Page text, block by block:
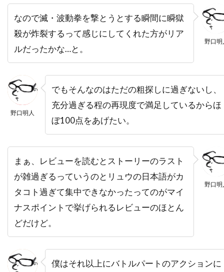
ハーヴィ・ローゼンストック
ハーヴェイ・カイテル
ハーヴェイ・ワインスタイン
ハーヴ・シュナイド
バック・ヘンリー
バディ・ジョンソン
バトル・デイヴィス
バド・カー
バヤ・ベラル
バリー・M・オズボーン
バリー・タブ
バリー・ネルソン
バリー・ペッパー
バリー・メンデル
バルトーク・ベーラ
バンダイビジュアル
バージニア・グレッグ
バートン・ギリアム
バート・ランカスター
バーニー・クラーク
バーニー・ピリング[1]
野口明
なので滅・波動拳を撃とうとする瞬間に瞬獄
殺が炸裂するって感じにしてくれた方がリア
ルだったかな…と。
野口明人
でもそんなのはただの粗探しに過ぎないし、
充分過ぎる程の再現度で満足しているからほ
ぼ100点をあげたい。
野口明
まぁ、レビューを読むとストーリーのラスト
が雑過ぎるっていうのとリュウの日本語がカ
タコト過ぎて集中できなかったってのがマイ
ナスポイントで挙げられるレビューのほとん
どだけど。
僕はそれ以上にバトルパートのアクションに